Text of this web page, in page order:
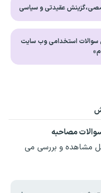
عقیدتی و سیاسی
استخدامی وب سایت
مصاحبه
مشاهده و بررسی می